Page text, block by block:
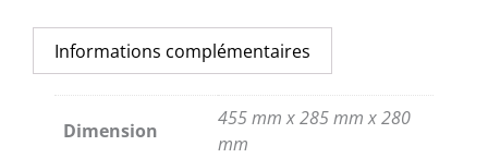
Informations complémentaires
Dimension
455 mm x 285 mm x 280
mm